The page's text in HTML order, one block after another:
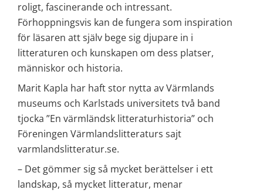
roligt, fascinerande och intressant.
Förhoppningsvis kan de fungera som inspiration
för läsaren att själv bege sig djupare in i
litteraturen och kunskapen om dess platser,
människor och historia.
Marit Kapla har haft stor nytta av Värmlands
museums och Karlstads universitets två band
tjocka ”En värmländsk litteraturhistoria” och
Föreningen Värmlandslitteraturs sajt
varmlandslitteratur.se.
– Det gömmer sig så mycket berättelser i ett
landskap, så mycket litteratur, menar